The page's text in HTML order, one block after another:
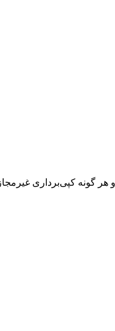
هر گونه کپی‌برداری